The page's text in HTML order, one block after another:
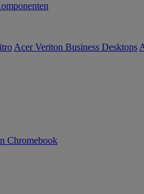
Acer Veriton Business Desktops
Chromebook